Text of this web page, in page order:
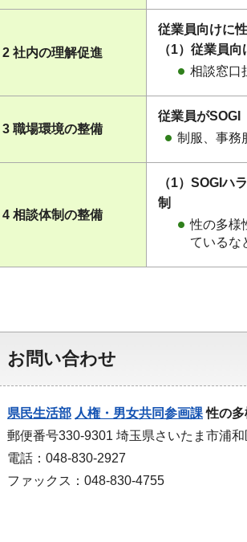
2 社内の理解促進
従業員向けに
（1）従業員
相談窓口
3 職場環境の整備
従業員がSOGI
制服、事務
4 相談体制の整備
（1）SOGIハ
制
性の多様
ているな
お問い合わせ
県民生活部 人権・男女共同参画課性の多
郵便番号330-9301 埼玉県さいたま市浦
電話：048-830-2927
ファックス：048-830-4755